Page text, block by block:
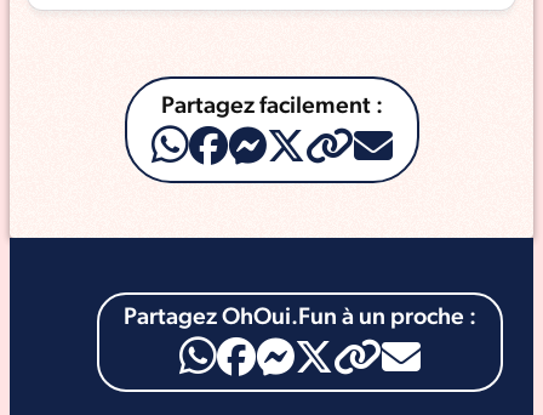
Partagez facilement :
Partagez OhOui.Fun à un proche :